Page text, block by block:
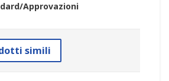
Approvazioni
simili